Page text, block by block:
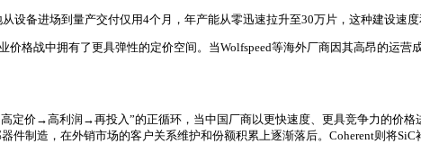
备进场到量产交付仅用4个月，年产能从零迅速拉升至30万片，这种建设速度
格战中拥有了更具弹性的定价空间。当Wolfspeed等海外厂商因其高昂的运
价→高利润→再投入”的正循环，当中国厂商以更快速度、更具竞争力的价格
制造，在外销市场的客户关系维护和份额积累上逐渐落后。Coherent则将SiC